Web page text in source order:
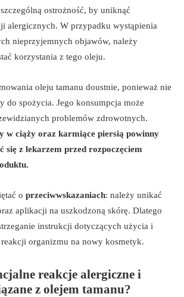
ostrożność, by uniknąć
alergicznych. W przypadku wystąpienia
nieprzyjemnych objawów, należy
korzystania z tego oleju.
oleju tamanu doustnie, ponieważ nie
do spożycia. Jego konsumpcja może
problemów zdrowotnych.
w ciąży oraz karmiące piersią powinny
się z lekarzem przed rozpoczęciem
o przeciwwskazaniach: należy unikać
aplikacji na uszkodzoną skórę. Dlatego
instrukcji dotyczących użycia i
organizmu na nowy kosmetyk.
reakcje alergiczne i
z olejem tamanu?